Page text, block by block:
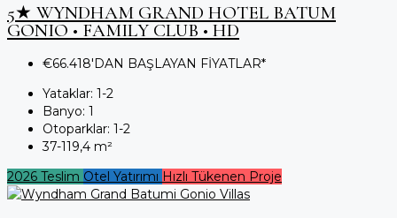
5★ WYNDHAM GRAND HOTEL BATUM
GONIO • FAMILY CLUB • HD
€66.418'DAN BAŞLAYAN FİYATLAR*
Yataklar: 1-2
Banyo: 1
Otoparklar: 1-2
37-119,4 m²
2026 Teslim Otel Yatırımı Hızlı Tükenen Proje